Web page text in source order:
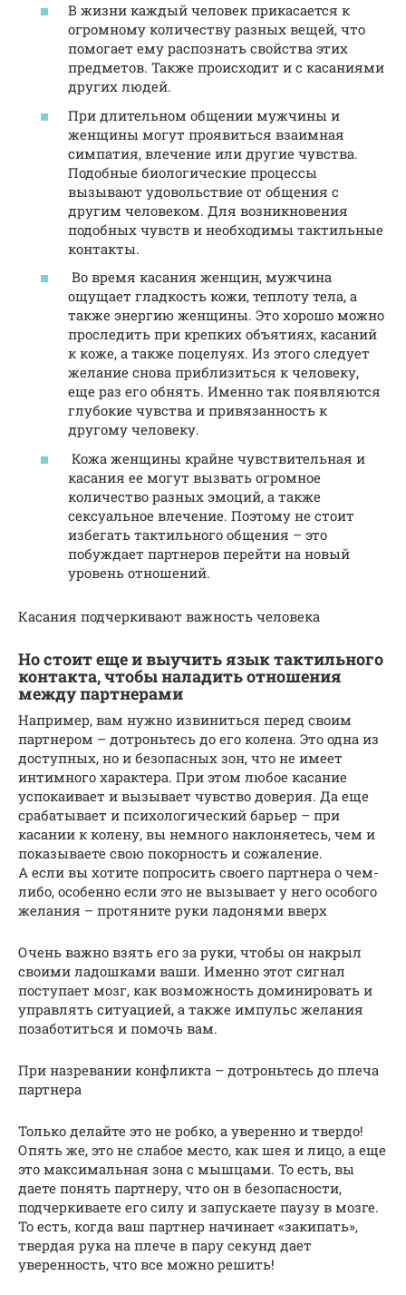
В жизни каждый человек прикасается к
огромному количеству разных вещей, что
помогает ему распознать свойства этих
предметов. Также происходит и с касаниями
других людей.
При длительном общении мужчины и
женщины могут проявиться взаимная
симпатия, влечение или другие чувства.
Подобные биологические процессы
вызывают удовольствие от общения с
другим человеком. Для возникновения
подобных чувств и необходимы тактильные
контакты.
Во время касания женщин, мужчина
ощущает гладкость кожи, теплоту тела, а
также энергию женщины. Это хорошо можно
проследить при крепких объятиях, касаний
к коже, а также поцелуях. Из этого следует
желание снова приблизиться к человеку,
еще раз его обнять. Именно так появляются
глубокие чувства и привязанность к
другому человеку.
Кожа женщины крайне чувствительная и
касания ее могут вызвать огромное
количество разных эмоций, а также
сексуальное влечение. Поэтому не стоит
избегать тактильного общения – это
побуждает партнеров перейти на новый
уровень отношений.
Касания подчеркивают важность человека
Но стоит еще и выучить язык тактильного
контакта, чтобы наладить отношения
между партнерами
Например, вам нужно извиниться перед своим
партнером – дотроньтесь до его колена. Это одна из
доступных, но и безопасных зон, что не имеет
интимного характера. При этом любое касание
успокаивает и вызывает чувство доверия. Да еще
срабатывает и психологический барьер – при
касании к колену, вы немного наклоняетесь, чем и
показываете свою покорность и сожаление.
А если вы хотите попросить своего партнера о чем-
либо, особенно если это не вызывает у него особого
желания – протяните руки ладонями вверх
Очень важно взять его за руки, чтобы он накрыл
своими ладошками ваши. Именно этот сигнал
поступает мозг, как возможность доминировать и
управлять ситуацией, а также импульс желания
позаботиться и помочь вам.
При назревании конфликта – дотроньтесь до плеча
партнера
Только делайте это не робко, а уверенно и твердо!
Опять же, это не слабое место, как шея и лицо, а еще
это максимальная зона с мышцами. То есть, вы
даете понять партнеру, что он в безопасности,
подчеркиваете его силу и запускаете паузу в мозге.
То есть, когда ваш партнер начинает «закипать»,
твердая рука на плече в пару секунд дает
уверенность, что все можно решить!